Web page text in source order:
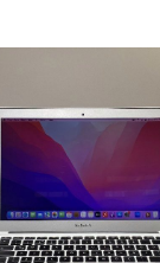
süregelen